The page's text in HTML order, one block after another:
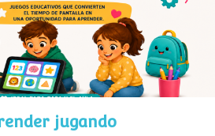
jugando